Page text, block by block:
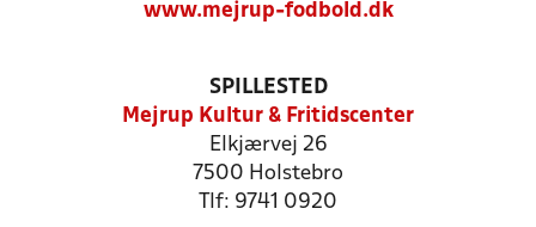
www.mejrup-fodbold.dk
SPILLESTED
Mejrup Kultur & Fritidscenter
Elkjærvej 26
7500 Holstebro
Tlf: 9741 0920